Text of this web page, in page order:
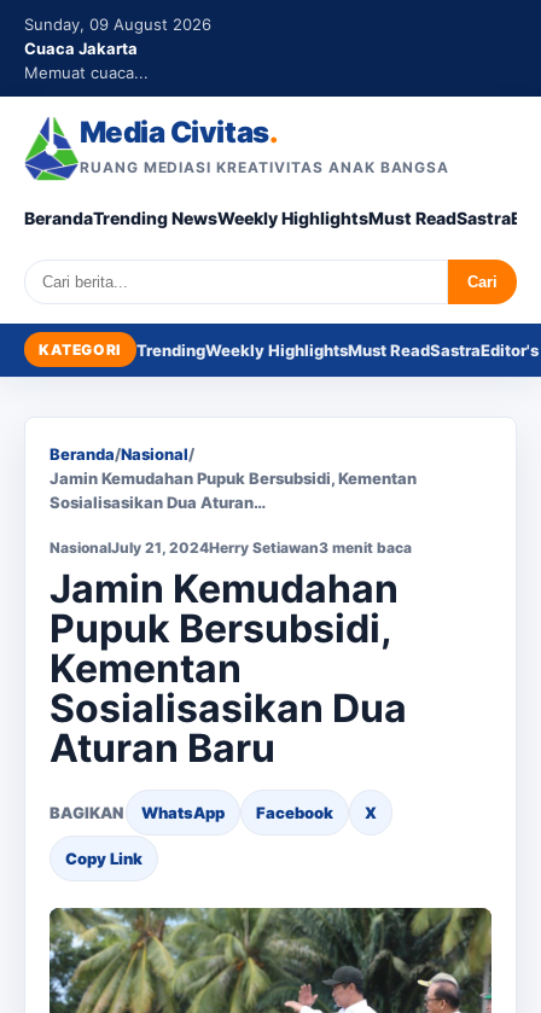
Sunday, 09 August 2026
Cuaca Jakarta
Memuat cuaca...
Media Civitas.
RUANG MEDIASI KREATIVITAS ANAK BANGSA
BerandaTrending NewsWeekly HighlightsMust ReadSastra
Search Cari
KATEGORI TrendingWeekly HighlightsMust ReadSastra
Beranda/Nasional/
Jamin Kemudahan Pupuk Bersubsidi, Kementan
Sosialisasikan Dua Aturan…
NasionalJuly 21, 2024Herry Setiawan3 menit baca
Jamin Kemudahan
Pupuk Bersubsidi,
Kementan
Sosialisasikan Dua
Aturan Baru
BAGIKAN WhatsApp Facebook X
Copy Link